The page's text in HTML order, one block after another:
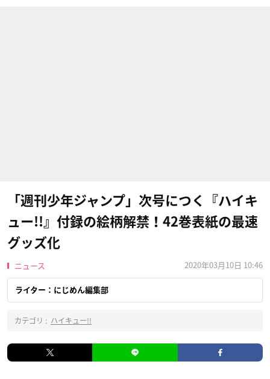
「週刊少年ジャンプ」次号につく『ハイキ
ュー!!』付録の絵柄解禁！42巻表紙の最速
グッズ化
ニュース 2020年03月10日 10:46
ライター：にじめん編集部
カテゴリ : ハイキュー!!